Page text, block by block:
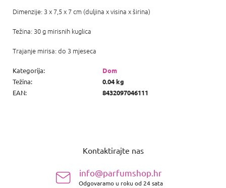
Dimenzije: 3 x 7,5 x 7 cm (duljina x visina x širina)
Težina: 30 g mirisnih kuglica
Trajanje mirisa: do 3 mjeseca
Kategorija:
Dom
Težina:
0.04 kg
EAN: 8432097046111
Kontaktirajte nas
info@parfumshop.hr
Odgovaramo u roku od 24 sata